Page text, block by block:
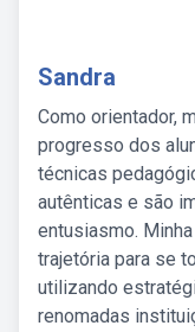
Sandra
Como orientador,
progresso dos
técnicas
autênticas e são
entusiasmo.
trajetória para se
utilizando
renomadas